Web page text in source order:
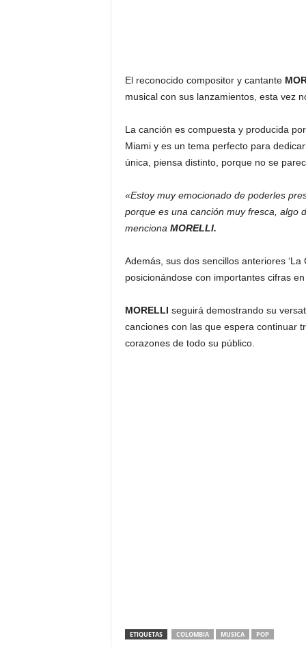
El reconocido compositor y cantante
musical con sus lanzamientos, esta vez
La canción es compuesta y producida
Miami y es un tema perfecto para
única, piensa distinto, porque no se
«Estoy muy emocionado de poderles
porque es una canción muy fresca, algo
menciona MORELLI.
Además, sus dos sencillos anteriores ‘La
posicionándose con importantes cifras
MORELLI seguirá demostrando su
canciones con las que espera continuar
corazones de todo su público.
ETIQUETAS COLOMBIA MUSICA POP